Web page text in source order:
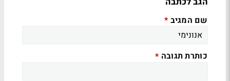
שם המגיב *
כותרת תגובה *